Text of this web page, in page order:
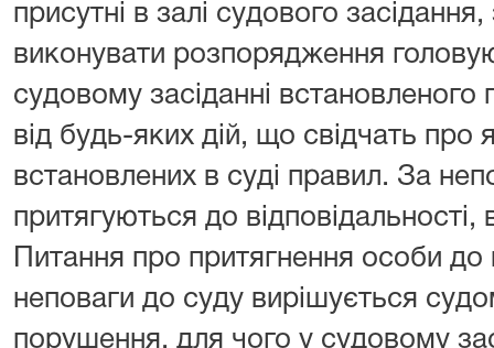
присутні в залі судового
виконувати розпорядження
судовому засіданні
від будь-яких дій, що свідчать про
встановлених в суді правил. За
притягуються до
Питання про притягнення особи до
неповаги до суду вирішується
порушення, для чого у судовому